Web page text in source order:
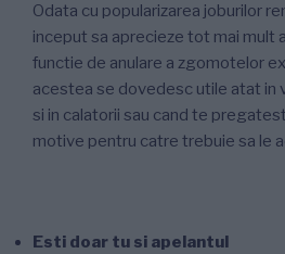
Odata cu popularizarea joburilor
inceput sa aprecieze tot mai mult
functie de anulare a zgomotelor
acestea se dovedesc utile atat in
si in calatorii sau cand te
motive pentru catre trebuie sa le
Esti doar tu si apelantul